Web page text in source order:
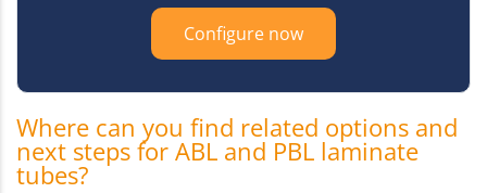
Configure now
Where can you find related options and
next steps for ABL and PBL laminate
tubes?